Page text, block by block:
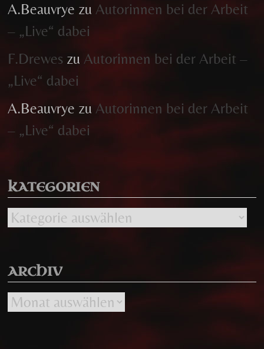
A.Beauvrye zuAutorinnen bei der Arbeit
– „Live“ dabei
F.Drewes zuAutorinnen bei der Arbeit –
„Live“ dabei
A.Beauvrye zuAutorinnen bei der Arbeit
– „Live“ dabei
KATEGORIEN
Kategorien
ARCHIV
Archiv